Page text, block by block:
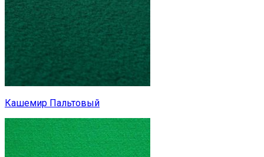
Кашемир Пальтовый